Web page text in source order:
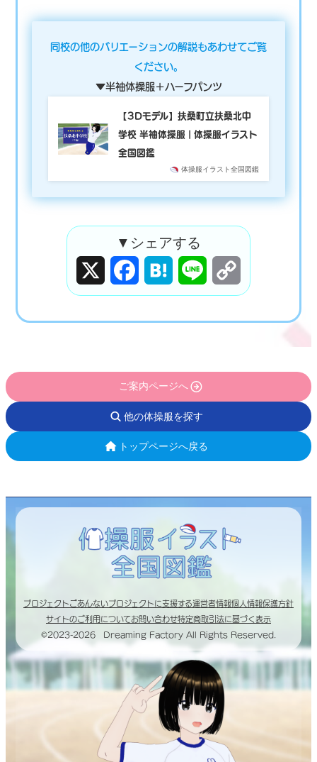
同校の他のバリエーションの解説もあわせてご覧
ください。
▼半袖体操服＋ハーフパンツ
【3Dモデル】扶桑町立扶桑北中
学校 半袖体操服 | 体操服イラスト
全国図鑑
体操服イラスト全国図鑑
▼シェアする
FacebookHatena Line
Link
ご案内ページへ
他の体操服を探す
トップページへ戻る
プロジェクトごあんないプロジェクトに支援する運営者情報個人情報保護方針
サイトのご利用についてお問い合わせ特定商取引法に基づく表示
©2023-2026 Dreaming Factory All Rights Reserved.